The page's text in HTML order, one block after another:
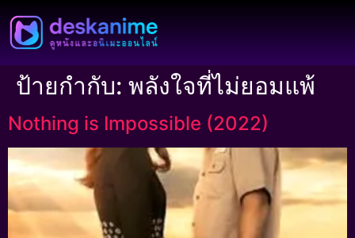
ป้ายกำกับ: พลังใจที่ไม่ยอมแพ้
Nothing is Impossible (2022)